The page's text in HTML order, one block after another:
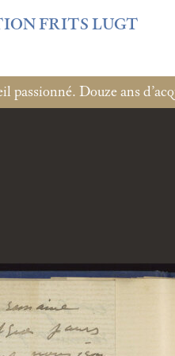
FRITS LUGT
passionné. Douze ans